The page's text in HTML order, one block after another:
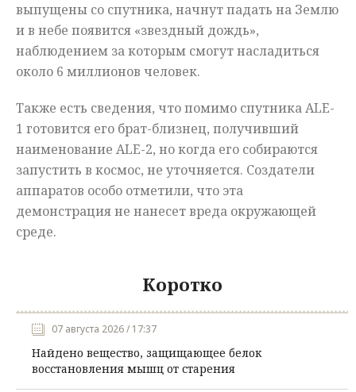
выпущены со спутника, начнут падать на Землю
и в небе появится «звездный дождь»,
наблюдением за которым смогут насладиться
около 6 миллионов человек.
Также есть сведения, что помимо спутника ALE-
1 готовится его брат-близнец, получивший
наименование ALE-2, но когда его собираются
запустить в космос, не уточняется. Создатели
аппаратов особо отметили, что эта
демонстрация не нанесет вреда окружающей
среде.
Коротко
07 августа 2026 / 17:37
Найдено вещество, защищающее белок
восстановления мышц от старения